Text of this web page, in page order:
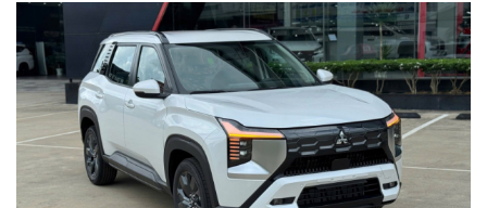
Sản phụ khoa
Nam khoa
Làm đẹp - giảm cân
Phòng mạch online
Ăn sạch sống khỏe
Tình yêu - Gia đình